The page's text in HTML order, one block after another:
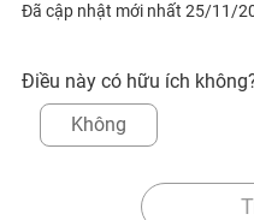
Đã cập nhật mới nhất 25/11/
Điều này có hữu ích
Không